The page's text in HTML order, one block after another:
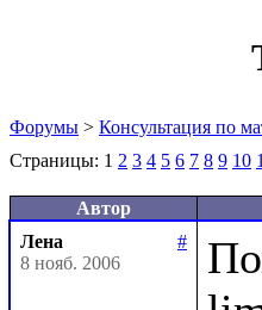
Форумы > Консультация по
Страницы: 1 2 3 4 5 6 7 8 9 10
Автор
Лена
#
8 нояб. 2006